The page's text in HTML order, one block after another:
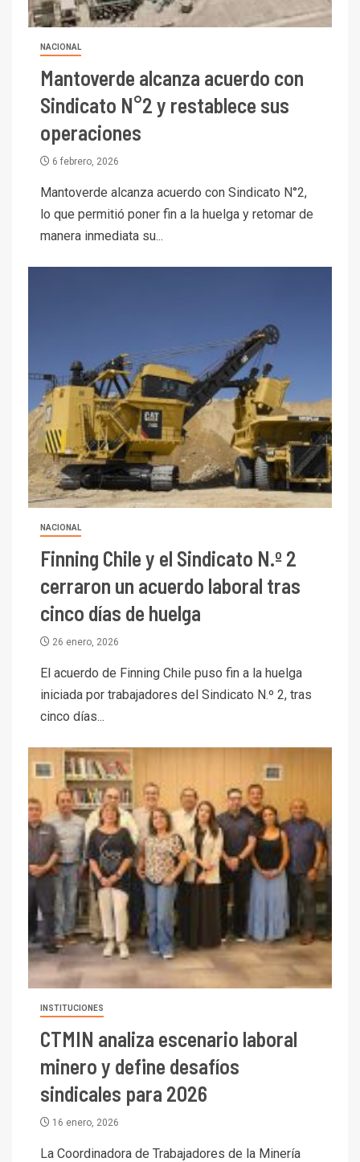
NACIONAL
Mantoverde alcanza acuerdo con
Sindicato N°2 y restablece sus
operaciones
6 febrero, 2026
Mantoverde alcanza acuerdo con Sindicato N°2,
lo que permitió poner fin a la huelga y retomar de
manera inmediata su...
NACIONAL
Finning Chile y el Sindicato N.º 2
cerraron un acuerdo laboral tras
cinco días de huelga
26 enero, 2026
El acuerdo de Finning Chile puso fin a la huelga
iniciada por trabajadores del Sindicato N.º 2, tras
cinco días...
INSTITUCIONES
CTMIN analiza escenario laboral
minero y define desafíos
sindicales para 2026
16 enero, 2026
La Coordinadora de Trabajadores de la Minería